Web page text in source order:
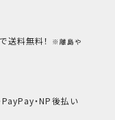
送料無料！
※離島や
・NP後払い